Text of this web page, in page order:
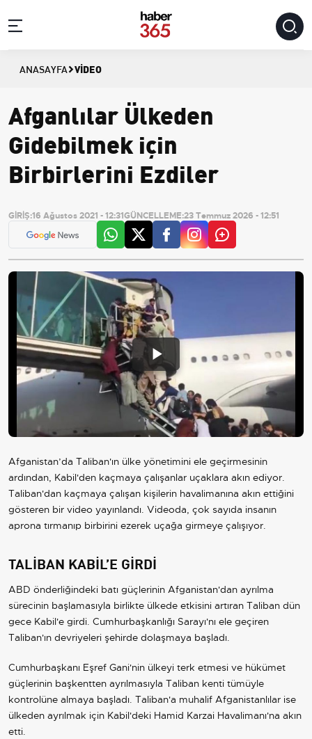
ANASAYFA VIDEO
Afganlılar Ülkeden
Gidebilmek için
Birbirlerini Ezdiler
GİRİŞ:16 Ağustos 2021 - 12:31GÜNCELLEME:23 Temmuz 2026 - 12:51
Play
Video
Afganistan’da Taliban'ın ülke yönetimini ele geçirmesinin
ardından, Kabil'den kaçmaya çalışanlar uçaklara akın ediyor.
Taliban'dan kaçmaya çalışan kişilerin havalimanına akın ettiğini
gösteren bir video yayınlandı. Videoda, çok sayıda insanın
aprona tırmanıp birbirini ezerek uçağa girmeye çalışıyor.
TALİBAN KABİL’E GİRDİ
ABD önderliğindeki batı güçlerinin Afganistan'dan ayrılma
sürecinin başlamasıyla birlikte ülkede etkisini artıran Taliban dün
gece Kabil'e girdi. Cumhurbaşkanlığı Sarayı'nı ele geçiren
Taliban'ın devriyeleri şehirde dolaşmaya başladı.
Cumhurbaşkanı Eşref Gani'nin ülkeyi terk etmesi ve hükümet
güçlerinin başkentten ayrılmasıyla Taliban kenti tümüyle
kontrolüne almaya başladı. Taliban'a muhalif Afganistanlılar ise
ülkeden ayrılmak için Kabil'deki Hamid Karzai Havalimanı'na akın
etti.